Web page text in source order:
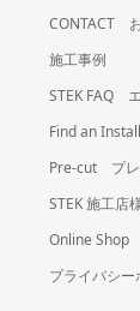
CONTACT
施工事例
STEK FAQ
Find an
Pre-cut プレ
STEK 施工店
Online Shop
プライバシー